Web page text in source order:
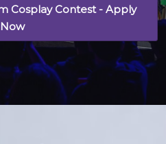
Cosplay Contest - Apply
Now